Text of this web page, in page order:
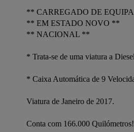
** CARREGADO DE
** EM ESTADO NOVO **
** NACIONAL **
* Trata-se de uma viatura a
* Caixa Automática de 9
Viatura de Janeiro de 2017.
Conta com 166.000